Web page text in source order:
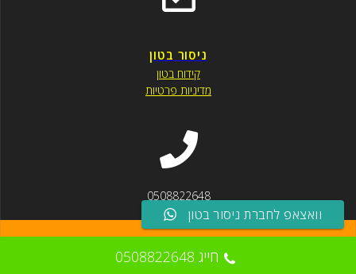
ניסור בטון
קידוח בטון
מדיניות פרטיות
0508822648
EmpowerWP Theme
חייג 0508822648
וואצאפ לחברת ניסור בטון